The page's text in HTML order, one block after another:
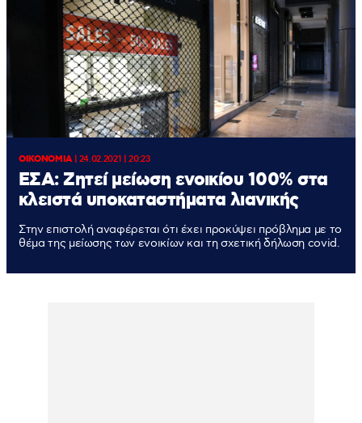
ΟΙΚΟΝΟΜΙΑ| 24.02.2021 | 20:23
ΕΣΑ: Ζητεί μείωση ενοικίου 100% στα
κλειστά υποκαταστήματα λιανικής
Στην επιστολή αναφέρεται ότι έχει προκύψει πρόβλημα με το
θέμα της μείωσης των ενοικίων και τη σχετική δήλωση covid.